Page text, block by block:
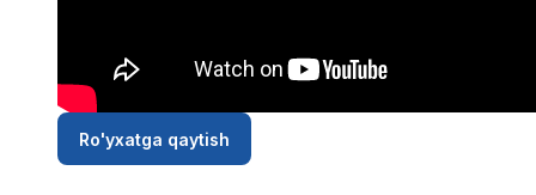
Ro'yxatga qaytish